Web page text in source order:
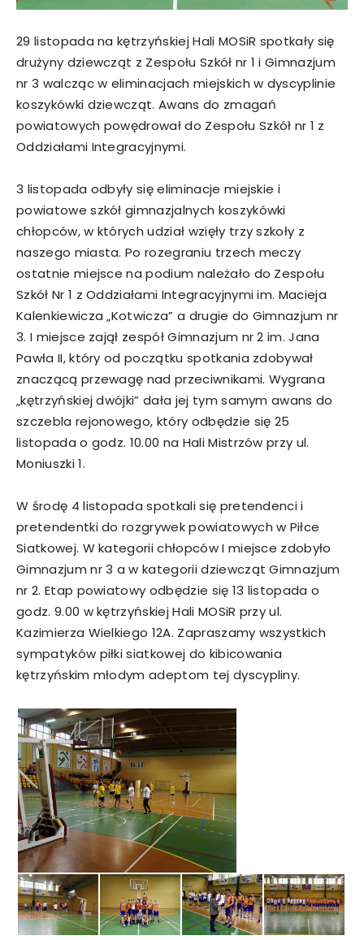
29 listopada na kętrzyńskiej Hali MOSiR spotkały się
drużyny dziewcząt z Zespołu Szkół nr 1 i Gimnazjum
nr 3 walcząc w eliminacjach miejskich w dyscyplinie
koszykówki dziewcząt. Awans do zmagań
powiatowych powędrował do Zespołu Szkół nr 1 z
Oddziałami Integracyjnymi.
3 listopada odbyły się eliminacje miejskie i
powiatowe szkół gimnazjalnych koszykówki
chłopców, w których udział wzięły trzy szkoły z
naszego miasta. Po rozegraniu trzech meczy
ostatnie miejsce na podium należało do Zespołu
Szkół Nr 1 z Oddziałami Integracyjnymi im. Macieja
Kalenkiewicza „Kotwicza” a drugie do Gimnazjum nr
3. I miejsce zajął zespół Gimnazjum nr 2 im. Jana
Pawła II, który od początku spotkania zdobywał
znaczącą przewagę nad przeciwnikami. Wygrana
„kętrzyńskiej dwójki” dała jej tym samym awans do
szczebla rejonowego, który odbędzie się 25
listopada o godz. 10.00 na Hali Mistrzów przy ul.
Moniuszki 1.
W środę 4 listopada spotkali się pretendenci i
pretendentki do rozgrywek powiatowych w Piłce
Siatkowej. W kategorii chłopców I miejsce zdobyło
Gimnazjum nr 3 a w kategorii dziewcząt Gimnazjum
nr 2. Etap powiatowy odbędzie się 13 listopada o
godz. 9.00 w kętrzyńskiej Hali MOSiR przy ul.
Kazimierza Wielkiego 12A. Zapraszamy wszystkich
sympatyków piłki siatkowej do kibicowania
kętrzyńskim młodym adeptom tej dyscypliny.